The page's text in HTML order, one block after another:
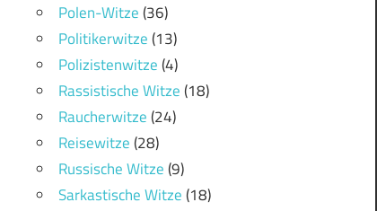
Polen-Witze(36)
Politikerwitze(13)
Polizistenwitze(4)
Rassistische Witze(18)
Raucherwitze(24)
Reisewitze(28)
Russische Witze(9)
Sarkastische Witze(18)